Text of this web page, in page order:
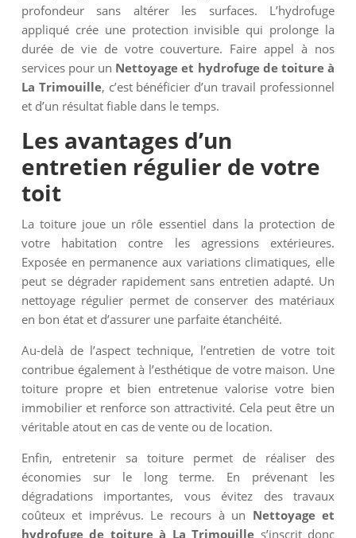
profondeur sans altérer les surfaces. L’hydrofuge
appliqué crée une protection invisible qui prolonge la
durée de vie de votre couverture. Faire appel à nos
services pour un Nettoyage et hydrofuge de toiture à
La Trimouille, c’est bénéficier d’un travail professionnel
et d’un résultat fiable dans le temps.
Les avantages d’un
entretien régulier de votre
toit
La toiture joue un rôle essentiel dans la protection de
votre habitation contre les agressions extérieures.
Exposée en permanence aux variations climatiques, elle
peut se dégrader rapidement sans entretien adapté. Un
nettoyage régulier permet de conserver des matériaux
en bon état et d’assurer une parfaite étanchéité.
Au-delà de l’aspect technique, l’entretien de votre toit
contribue également à l’esthétique de votre maison. Une
toiture propre et bien entretenue valorise votre bien
immobilier et renforce son attractivité. Cela peut être un
véritable atout en cas de vente ou de location.
Enfin, entretenir sa toiture permet de réaliser des
économies sur le long terme. En prévenant les
dégradations importantes, vous évitez des travaux
coûteux et imprévus. Le recours à un Nettoyage et
hydrofuge de toiture à La Trimouille s’inscrit donc